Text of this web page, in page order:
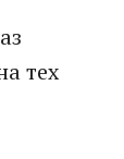
тех